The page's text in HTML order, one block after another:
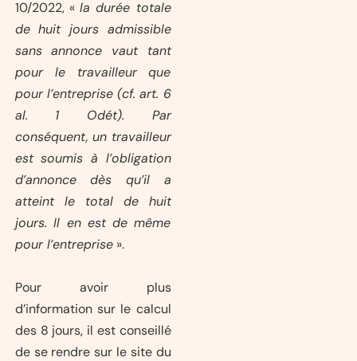
10/2022, «la durée totale
de huit jours admissible
sans annonce vaut tant
pour le travailleur que
pour l’entreprise (cf. art. 6
al. 1 Odét). Par
conséquent, un travailleur
est soumis à l’obligation
d’annonce dès qu’il a
atteint le total de huit
jours. Il en est de même
pour l’entreprise».
Pour avoir plus
d’information sur le calcul
des 8 jours, il est conseillé
de se rendre sur le site du